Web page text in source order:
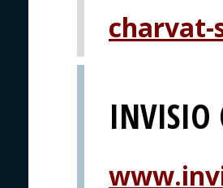
charvat-